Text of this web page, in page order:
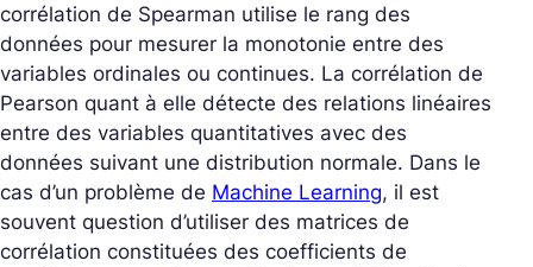
corrélation de Spearman utilise le rang des
données pour mesurer la monotonie entre des
variables ordinales ou continues. La corrélation de
Pearson quant à elle détecte des relations linéaires
entre des variables quantitatives avec des
données suivant une distribution normale. Dans le
cas d’un problème de Machine Learning, il est
souvent question d’utiliser des matrices de
corrélation constituées des coefficients de